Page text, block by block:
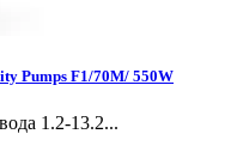
Pumps F1/70M/ 550W
1.2-13.2...